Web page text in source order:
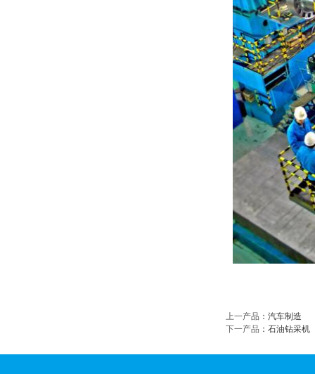
上一产品 ： 汽车制造
下一产品 ： 石油钻采机